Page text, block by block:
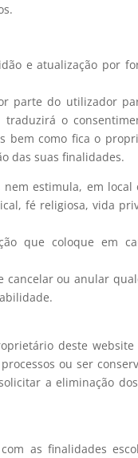
e atualização por
parte do utilizador
traduzirá o
bem como fica o
das suas finalidades.
estimula, em local
fé religiosa, vida
que coloque em
cancelar ou anular
deste website
ou ser
a eliminação
as finalidades